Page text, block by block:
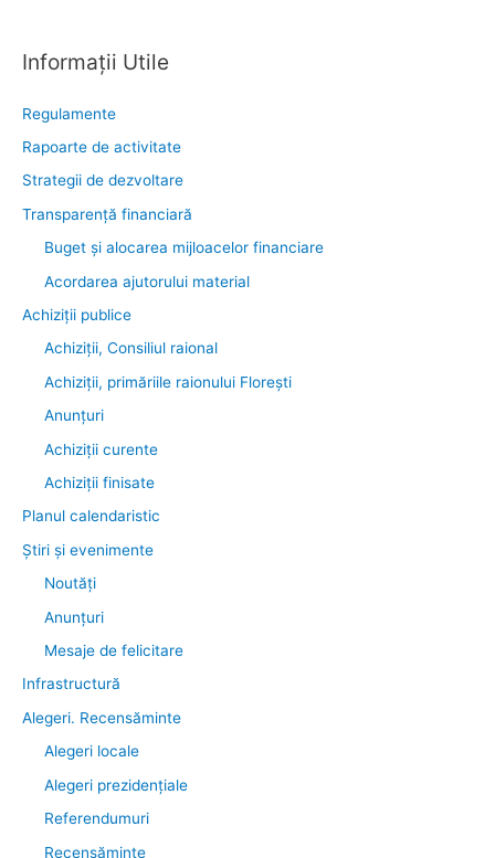
Informații Utile
Regulamente
Rapoarte de activitate
Strategii de dezvoltare
Transparenţă financiară
Buget și alocarea mijloacelor financiare
Acordarea ajutorului material
Achiziţii publice
Achiziții, Consiliul raional
Achiziții, primăriile raionului Florești
Anunțuri
Achiziții curente
Achiziții finisate
Planul calendaristic
Știri şi evenimente
Noutăţi
Anunţuri
Mesaje de felicitare
Infrastructură
Alegeri. Recensăminte
Alegeri locale
Alegeri prezidențiale
Referendumuri
Recensăminte